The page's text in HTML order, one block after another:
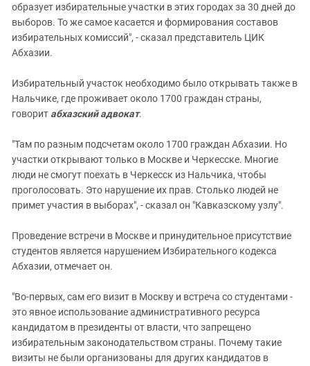
образует избирательные участки в этих городах за 30 дней до
выборов. То же самое касается и формирования составов
избирательных комиссий", - сказал представитель ЦИК
Абхазии.
Избирательный участок необходимо было открывать также в
Нальчике, где проживает около 1700 граждан страны,
говорит абхазский адвокат.
"Там по разным подсчетам около 1700 граждан Абхазии. Но
участки открывают только в Москве и Черкесске. Многие
люди не смогут поехать в Черкесск из Нальчика, чтобы
проголосовать. Это нарушение их прав. Столько людей не
примет участия в выборах", - сказал он "Кавказскому узлу".
Проведение встречи в Москве и принудительное присутствие
студентов является нарушением Избирательного кодекса
Абхазии, отмечает он.
"Во-первых, сам его визит в Москву и встреча со студентами -
это явное использование административного ресурса
кандидатом в президенты от власти, что запрещено
избирательным законодательством страны. Почему такие
визиты не были организованы для других кандидатов в